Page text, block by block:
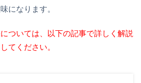
になります。
いては、以下の記事で詳しく解説
てください。